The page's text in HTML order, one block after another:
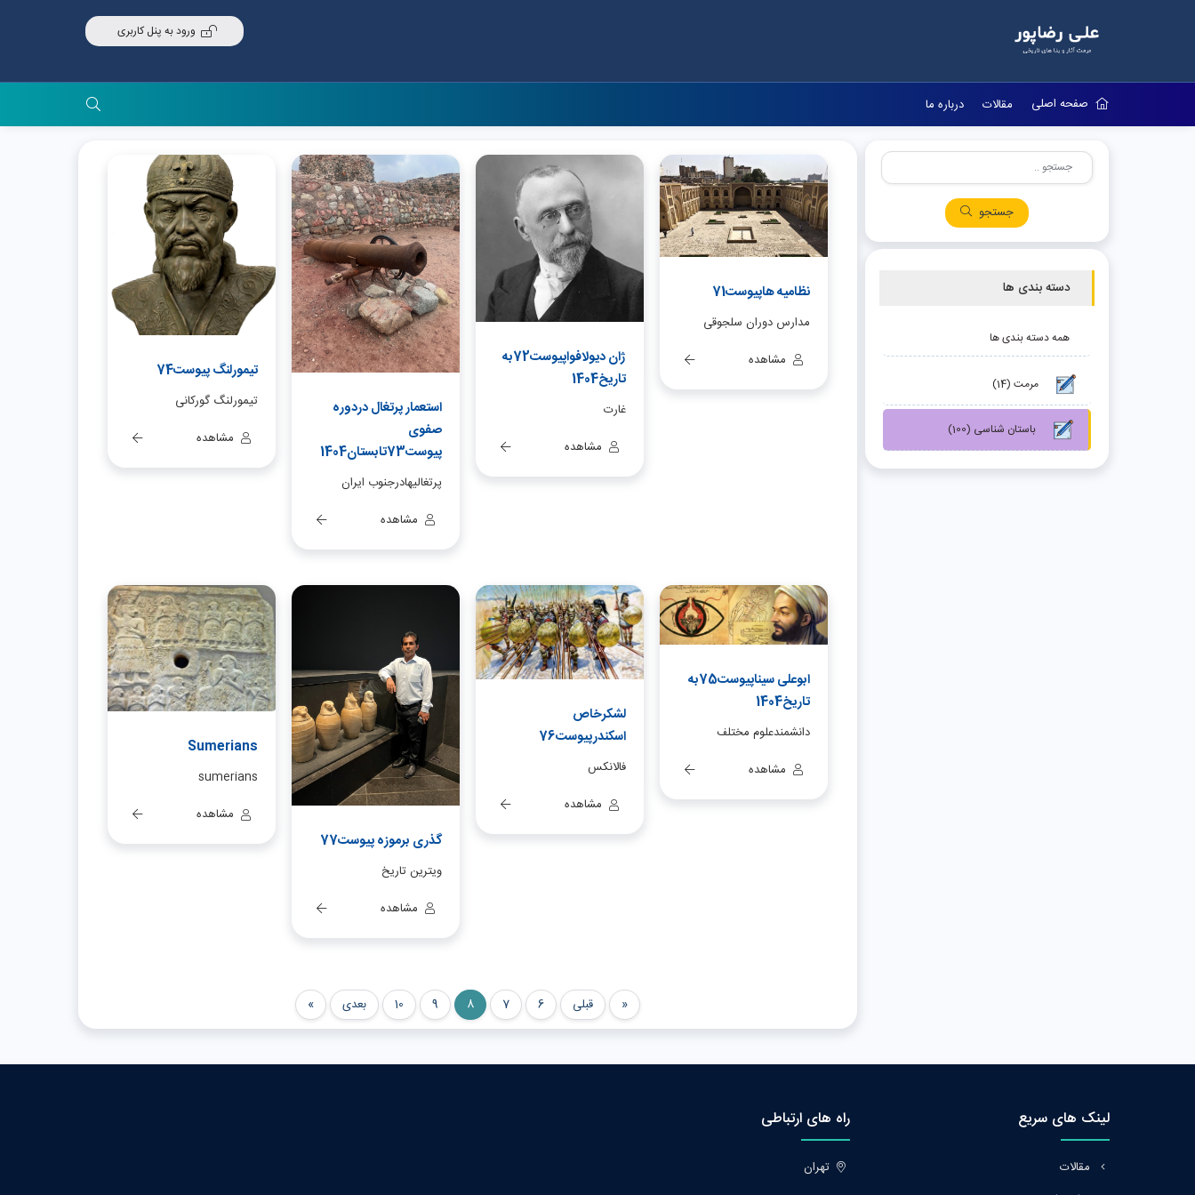
ورود به پنل کاربری
صفحه اصلی مقالات درباره ما
جستجو
دسته بندی ها
همه دسته بندی ها
مرمت (14)
باستان شناسی (100)
نظامیه هاپیوست71
مدارس دوران سلجوقی
مشاهده
ژان دیولافواپیوست72به
تاریخ1404
غارت
مشاهده
استعمار‌ پرتغال دردوره
صفوی
پیوست73تابستان1404
پرتغالیهادرجنوب ایران
مشاهده
تیمورلنگ پیوست74
تیمورلنگ گورکانی
مشاهده
ابوعلی سیناپیوست75به
تاریخ1404
دانشمندعلوم مختلف
مشاهده
لشکرخاص
اسکندرپیوست76
فالانکس
مشاهده
گذری برموزه پیوست77
ویترین تاریخ
مشاهده
Sumerians
sumerians
مشاهده
« قبلی 6
7
8
9
10 بعدی »
لینک های سریع
مقالات
راه های ارتباطی
تهران